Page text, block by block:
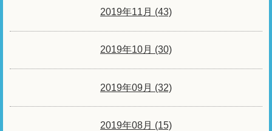
2019年11月 (43)
2019年10月 (30)
2019年09月 (32)
2019年08月 (15)